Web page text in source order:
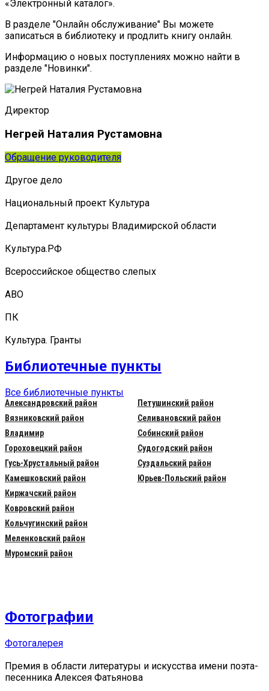
«Электронный каталог».
В разделе "Онлайн обслуживание" Вы можете
записаться в библиотеку и продлить книгу онлайн.
Информацию о новых поступлениях можно найти в
разделе "Новинки".
Директор
Негрей Наталия Рустамовна
Обращение руководителя
Другое дело
Национальный проект Культура
Департамент культуры Владимирской области
Культура.РФ
Всероссийское общество слепых
АВО
ПК
Культура. Гранты
Библиотечные пункты
Все библиотечные пункты
Александровский район
Вязниковский район
Владимир
Гороховецкий район
Гусь-Хрустальный район
Камешковский район
Киржачский район
Ковровский район
Кольчугинский район
Меленковский район
Муромский район
Петушинский район
Селивановский район
Собинский район
Судогодский район
Суздальский район
Юрьев-Польский район
Фотографии
Фотогалерея
Премия в области литературы и искусства имени поэта-
песенника Алексея Фатьянова